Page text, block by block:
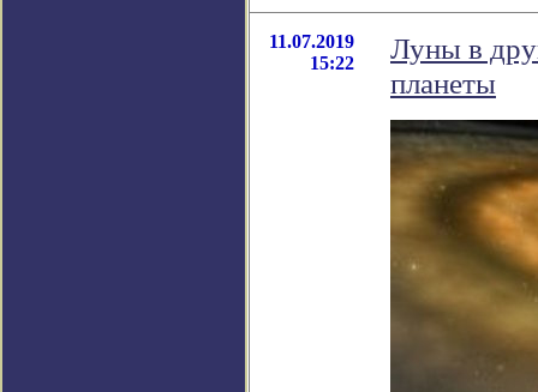
11.07.2019
15:22
Луны в
планеты